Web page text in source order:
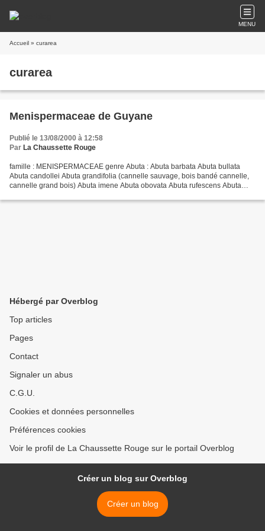
MENU
Accueil » curarea
curarea
Menispermaceae de Guyane
Publié le 13/08/2000 à 12:58
Par La Chaussette Rouge
famille : MENISPERMACEAE genre Abuta : Abuta barbata Abuta bullata
Abuta candollei Abuta grandifolia (cannelle sauvage, bois bandé cannelle,
cannelle grand bois) Abuta imene Abuta obovata Abuta rufescens Abuta
Hébergé par Overblog
Top articles
Pages
Contact
Signaler un abus
C.G.U.
Cookies et données personnelles
Préférences cookies
Voir le profil de La Chaussette Rouge sur le portail Overblog
Créer un blog sur Overblog
Créer un blog